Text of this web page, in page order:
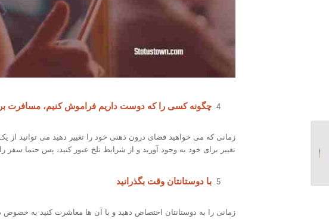
چگونه کسی را که دوست داریم فراموش کنیم، مسافرت
زمانی که می خواهید فضای درون ذهنی خود را تغییر دهید می توانید از
تغییر برای خود به وجود آورید و از شرایط تلخ عبور کنید، پس حتما سفر
با دوستانتان وقت بگذرانید
زمانی را به دوستانتان اختصاص دهید و با آن ها معاشرت کنید به خصوص
اگر می خواهید به طلاق
عاطفی برسید، طلاق